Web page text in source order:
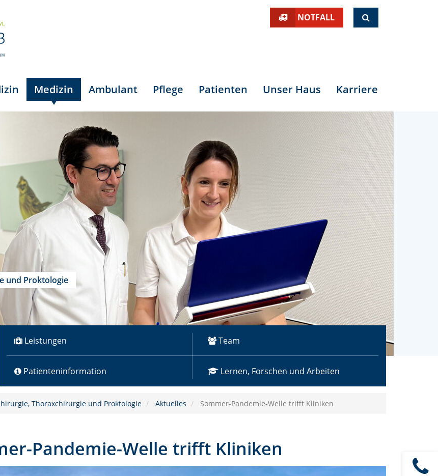
NOTFALL
Medizin Ambulant Pflege Patienten Unser Haus Karriere
und Proktologie
Leistungen Team
Patienteninformation Lernen, Forschen und Arbeiten
Thoraxchirurgie und Proktologie Aktuelles Sommer-Pandemie-Welle trifft Kliniken
Pandemie-Welle trifft Kliniken